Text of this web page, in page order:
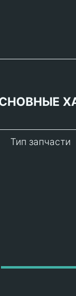
Тип запчасти